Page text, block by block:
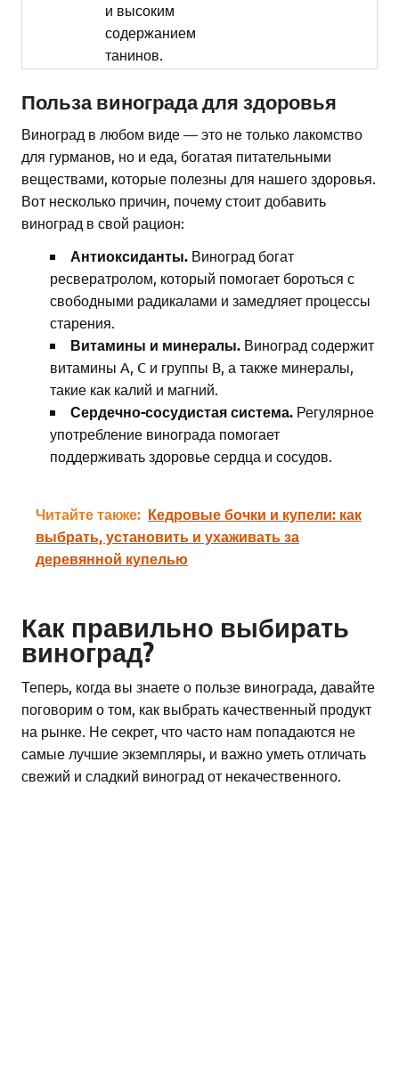
и высоким
содержанием
танинов.
Польза винограда для здоровья
Виноград в любом виде — это не только лакомство
для гурманов, но и еда, богатая питательными
веществами, которые полезны для нашего здоровья.
Вот несколько причин, почему стоит добавить
виноград в свой рацион:
Антиоксиданты. Виноград богат
ресвератролом, который помогает бороться с
свободными радикалами и замедляет процессы
старения.
Витамины и минералы. Виноград содержит
витамины A, C и группы B, а также минералы,
такие как калий и магний.
Сердечно-сосудистая система. Регулярное
употребление винограда помогает
поддерживать здоровье сердца и сосудов.
Читайте также: Кедровые бочки и купели: как
выбрать, установить и ухаживать за
деревянной купелью
Как правильно выбирать
виноград?
Теперь, когда вы знаете о пользе винограда, давайте
поговорим о том, как выбрать качественный продукт
на рынке. Не секрет, что часто нам попадаются не
самые лучшие экземпляры, и важно уметь отличать
свежий и сладкий виноград от некачественного.